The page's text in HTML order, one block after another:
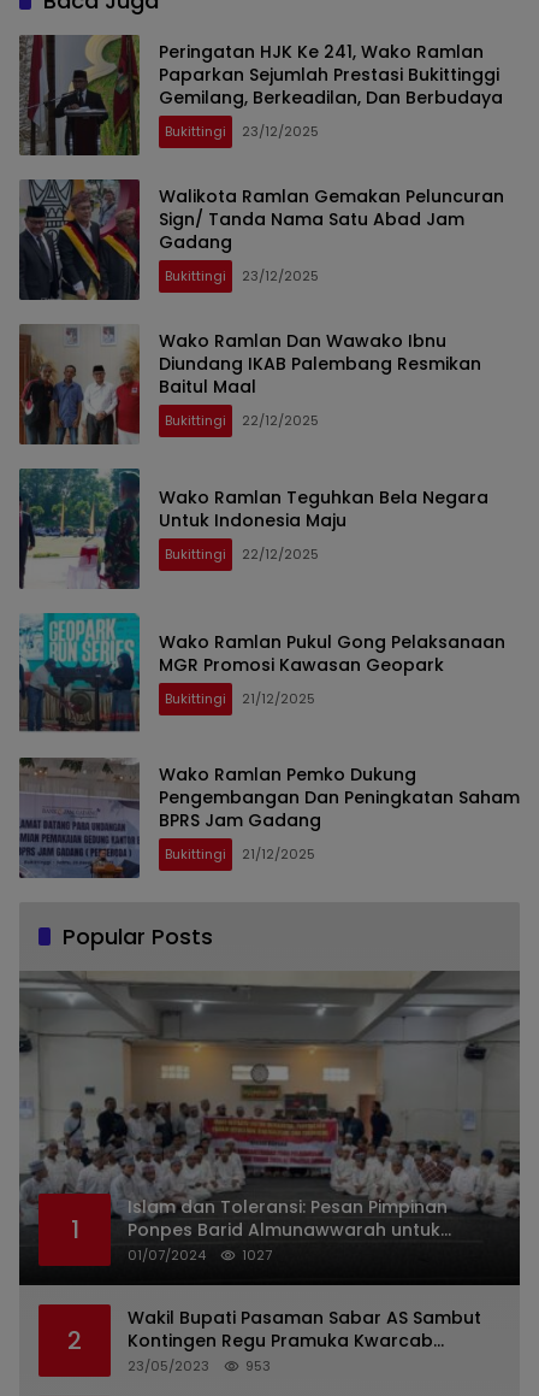
Peringatan HJK Ke 241, Wako Ramlan
Paparkan Sejumlah Prestasi Bukittinggi
Gemilang, Berkeadilan, Dan Berbudaya
Bukittingi 23/12/2025
Walikota Ramlan Gemakan Peluncuran
Sign/ Tanda Nama Satu Abad Jam
Gadang
Bukittingi 23/12/2025
Wako Ramlan Dan Wawako Ibnu
Diundang IKAB Palembang Resmikan
Baitul Maal
Bukittingi 22/12/2025
Wako Ramlan Teguhkan Bela Negara
Untuk Indonesia Maju
Bukittingi 22/12/2025
Wako Ramlan Pukul Gong Pelaksanaan
MGR Promosi Kawasan Geopark
Bukittingi 21/12/2025
Wako Ramlan Pemko Dukung
Pengembangan Dan Peningkatan Saham
BPRS Jam Gadang
Bukittingi 21/12/2025
Popular Posts
1
Islam dan Toleransi: Pesan Pimpinan
Ponpes Barid Almunawwarah untuk
Indonesia
01/07/2024 1027
2
Wakil Bupati Pasaman Sabar AS Sambut
Kontingen Regu Pramuka Kwarcab
Pasaman
23/05/2023 953